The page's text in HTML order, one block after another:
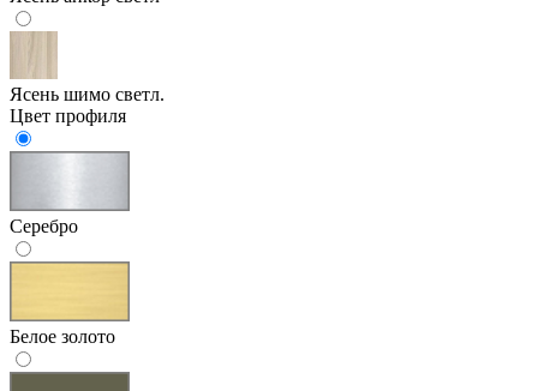
Ясень шимо светл.
Цвет профиля
Серебро
Белое золото